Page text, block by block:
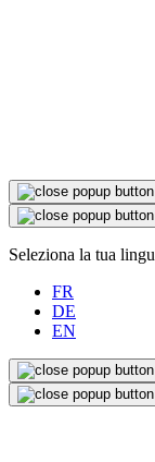
Seleziona la tua
FR
DE
EN